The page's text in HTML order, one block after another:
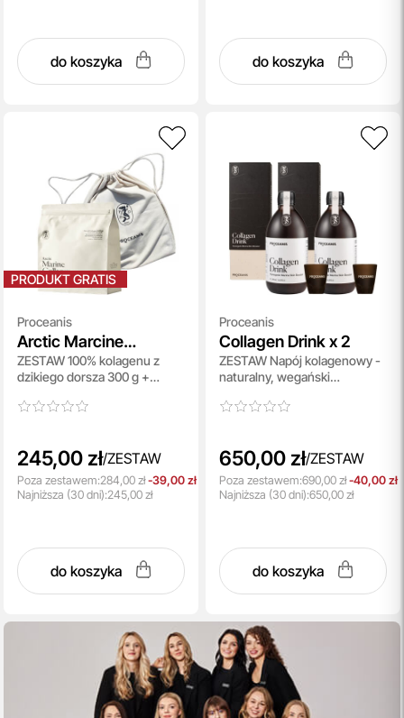
do koszyka do koszyka
PRODUKT GRATIS
Proceanis
Arctic Marcine
Collagen + Backpack
bag
ZESTAW 100% kolagenu z
dzikiego dorsza 300 g +
245,00 zł/ZESTAW
Poza zestawem:284,00 zł-39,00 zł
Najniższa (30 dni):245,00 zł
do koszyka
Proceanis
Collagen Drink x 2
ZESTAW Napój kolagenowy -
naturalny, wegański
650,00 zł/ZESTAW
Poza zestawem:690,00 zł-40,00 zł
Najniższa (30 dni):650,00 zł
do koszyka